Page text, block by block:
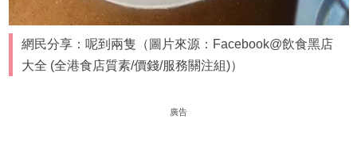
網民分享：呢到兩隻（圖片來源：Facebook@飲食黑店
大全 (全港食店質素/價錢/服務關注組)）
廣告